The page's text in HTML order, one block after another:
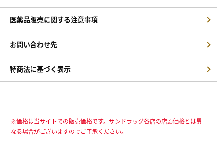
医薬品販売に関する注意事項
お問い合わせ先
特商法に基づく表示
※価格は当サイトでの販売価格です。サンドラッグ各店の店頭価格とは異
なる場合がございますのでご了承ください。